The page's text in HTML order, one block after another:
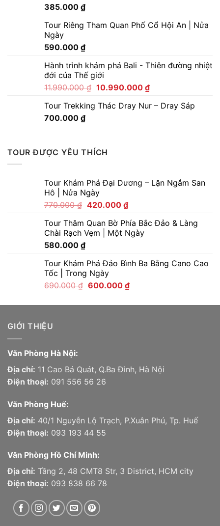
385.000 ₫
Tour Riêng Tham Quan Phố Cổ Hội An | Nửa
Ngày
590.000 ₫
Hành trình khám phá Bali - Thiên đường nhiệt
đới của Thế giới
11.990.000₫ 10.990.000 ₫
Tour Trekking Thác Dray Nur – Dray Sáp
700.000 ₫
TOUR ĐƯỢC YÊU THÍCH
Tour Khám Phá Đại Dương – Lặn Ngắm San
Hô | Nửa Ngày
770.000₫ 420.000 ₫
Tour Thăm Quan Bờ Phía Bắc Đảo & Làng
Chài Rạch Vẹm | Một Ngày
580.000 ₫
Tour Khám Phá Đảo Bình Ba Bằng Cano Cao
Tốc | Trong Ngày
690.000₫ 600.000 ₫
GIỚI THIỆU
Văn Phòng Hà Nội:
Địa chỉ: 11 Cao Bá Quát, Q.Ba Đình, Hà Nội
Điện thoại: 091 556 56 26
Văn Phòng Huế:
Địa chỉ: 40/1 Nguyễn Lộ Trạch, P.Xuân Phú, Tp. Huế
Điện thoại: 093 193 44 55
Văn Phòng Hồ Chí Minh:
Địa chỉ: Tầng 2, 48 CMT8 Str, 3 District, HCM city
Điện thoại: 093 838 66 78